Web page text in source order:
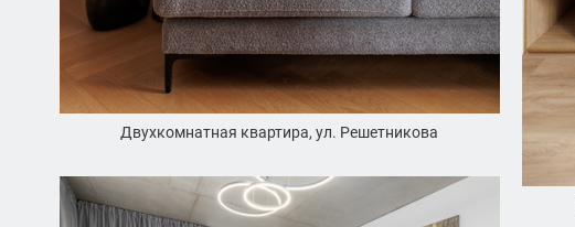
Двухкомнатная квартира, ул. Решетникова